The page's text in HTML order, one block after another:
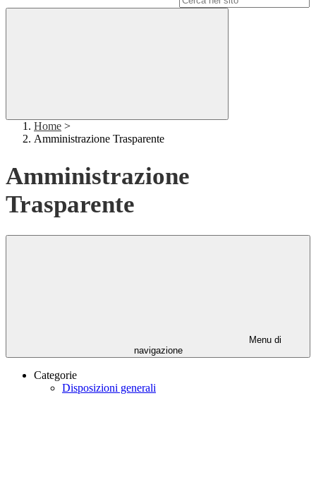
Home >
Amministrazione Trasparente
Amministrazione
Trasparente
Menu di
navigazione
Categorie
Disposizioni generali